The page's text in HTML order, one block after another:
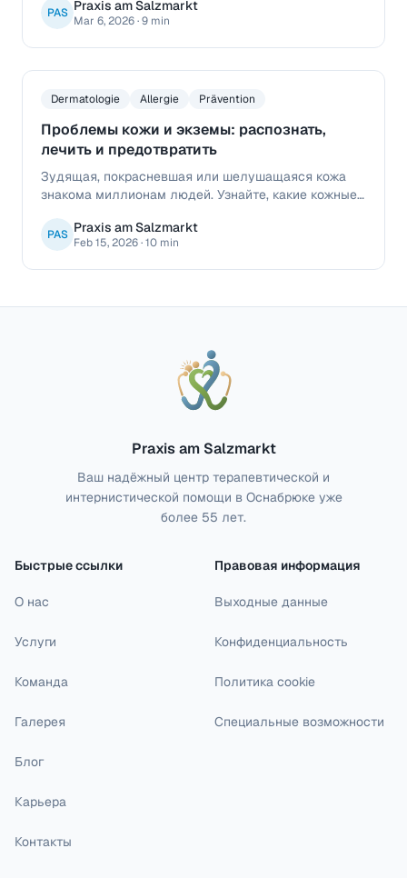
и нарушениями пищеварения и когда важна
врачебная помощь.
PAS Praxis am Salzmarkt
Mar 6, 2026·9 min
Dermatologie Allergie Prävention
Проблемы кожи и экземы: распознать,
лечить и предотвратить
Зудящая, покрасневшая или шелушащаяся кожа
знакома миллионам людей. Узнайте, какие кожные
стоит за экземами и как улучшить здоровье кожи
надолго.
PAS Praxis am Salzmarkt
Feb 15, 2026·10 min
Praxis am Salzmarkt
Ваш надёжный центр терапевтической и
интернистической помощи в Оснабрюке уже
более 55 лет.
Быстрые ссылки
О нас
Услуги
Команда
Галерея
Блог
Карьера
Контакты
Правовая информация
Выходные данные
Конфиденциальность
Политика cookie
Специальные возможности